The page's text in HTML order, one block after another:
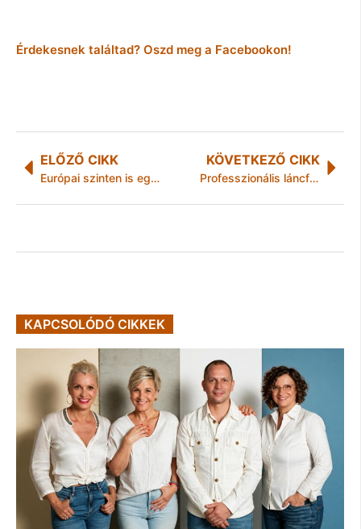
Érdekesnek találtad? Oszd meg a Facebookon!
ELŐZŐ CIKK
Európai szinten is egyedülálló Depeche Mode-produkció készül Budapesten
KÖVETKEZŐ CIKK
Professzionális láncfűrészek: mit választanak a szakemberek?
KAPCSOLÓDÓ CIKKEK